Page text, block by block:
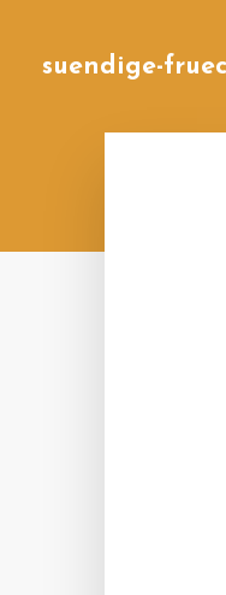
suendige-